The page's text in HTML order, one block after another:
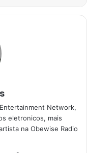
Network,
eletronicos, mais
na Obewise Radio